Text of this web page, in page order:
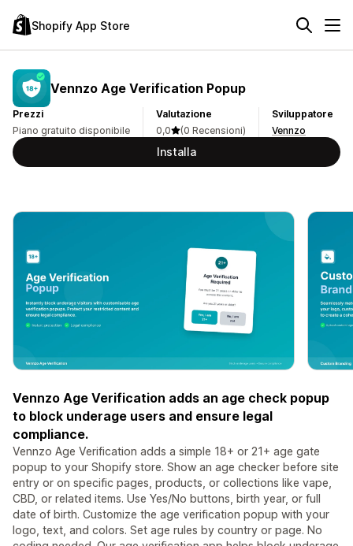
Shopify App Store
Vennzo Age Verification Popup
Prezzi
Piano gratuito disponibile
Valutazione
0,0
(0 Recensioni)
Sviluppatore
Vennzo
Installa
Vennzo Age Verification adds an age check popup
to block underage users and ensure legal
compliance.
Vennzo Age Verification adds a simple 18+ or 21+ age gate
popup to your Shopify store. Show an age checker before site
entry or on specific pages, products, or collections like vape,
CBD, or related items. Use Yes/No buttons, birth year, or full
date of birth. Customize the age verification popup with your
logo, text, and colors. Set age rules by country or page. No